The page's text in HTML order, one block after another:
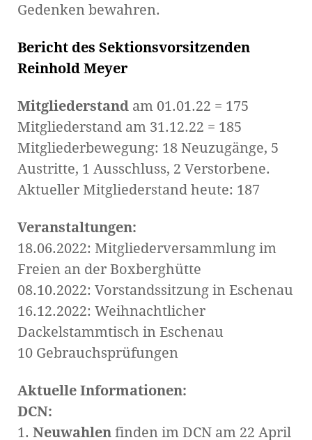
Gedenken bewahren.
Bericht des Sektionsvorsitzenden
Reinhold Meyer
Mitgliederstand am 01.01.22 = 175
Mitgliederstand am 31.12.22 = 185
Mitgliederbewegung: 18 Neuzugänge, 5
Austritte, 1 Ausschluss, 2 Verstorbene.
Aktueller Mitgliederstand heute: 187
Veranstaltungen:
18.06.2022: Mitgliederversammlung im
Freien an der Boxberghütte
08.10.2022: Vorstandssitzung in Eschenau
16.12.2022: Weihnachtlicher
Dackelstammtisch in Eschenau
10 Gebrauchsprüfungen
Aktuelle Informationen:
DCN:
1. Neuwahlen finden im DCN am 22 April